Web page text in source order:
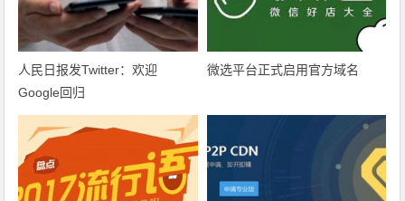
人民日报发Twitter：欢迎
Google回归
微选平台正式启用官方域名